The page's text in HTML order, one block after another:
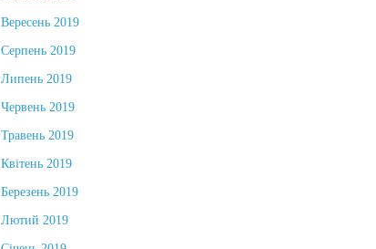
Вересень 2019
Серпень 2019
Липень 2019
Червень 2019
Травень 2019
Квітень 2019
Березень 2019
Лютий 2019
Січень 2019